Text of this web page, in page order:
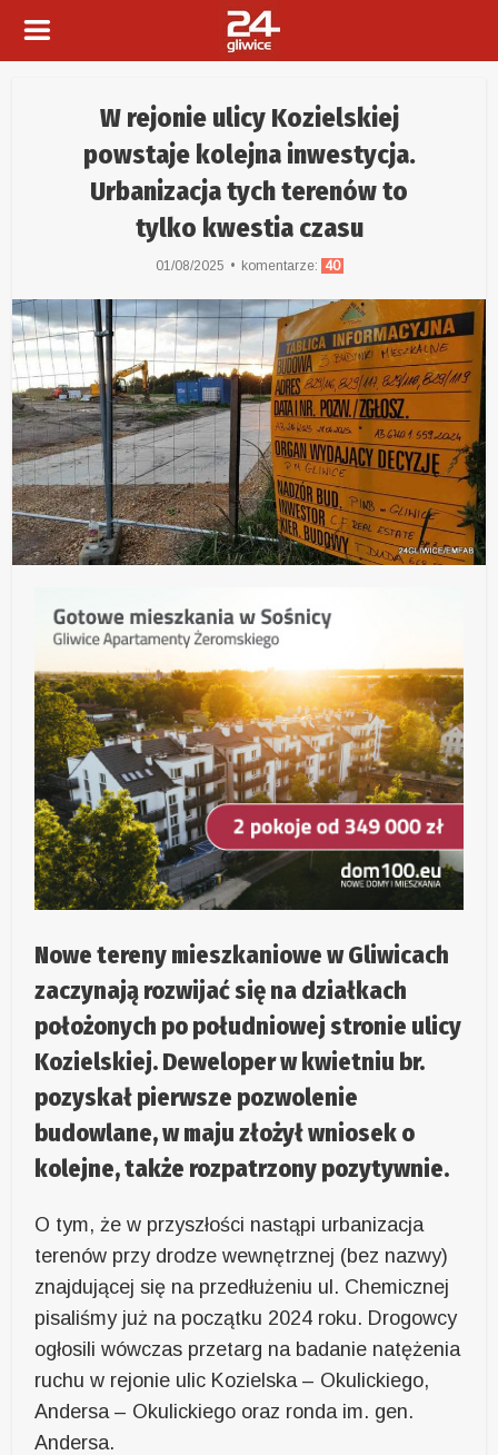
W rejonie ulicy Kozielskiej
powstaje kolejna inwestycja.
Urbanizacja tych terenów to
tylko kwestia czasu
01/08/2025 komentarze: 40
Nowe tereny mieszkaniowe w Gliwicach
zaczynają rozwijać się na działkach
położonych po południowej stronie ulicy
Kozielskiej. Deweloper w kwietniu br.
pozyskał pierwsze pozwolenie
budowlane, w maju złożył wniosek o
kolejne, także rozpatrzony pozytywnie.
O tym, że w przyszłości nastąpi urbanizacja
terenów przy drodze wewnętrznej (bez nazwy)
znajdującej się na przedłużeniu ul. Chemicznej
pisaliśmy już na początku 2024 roku. Drogowcy
ogłosili wówczas przetarg na badanie natężenia
ruchu w rejonie ulic Kozielska – Okulickiego,
Andersa – Okulickiego oraz ronda im. gen.
Andersa.